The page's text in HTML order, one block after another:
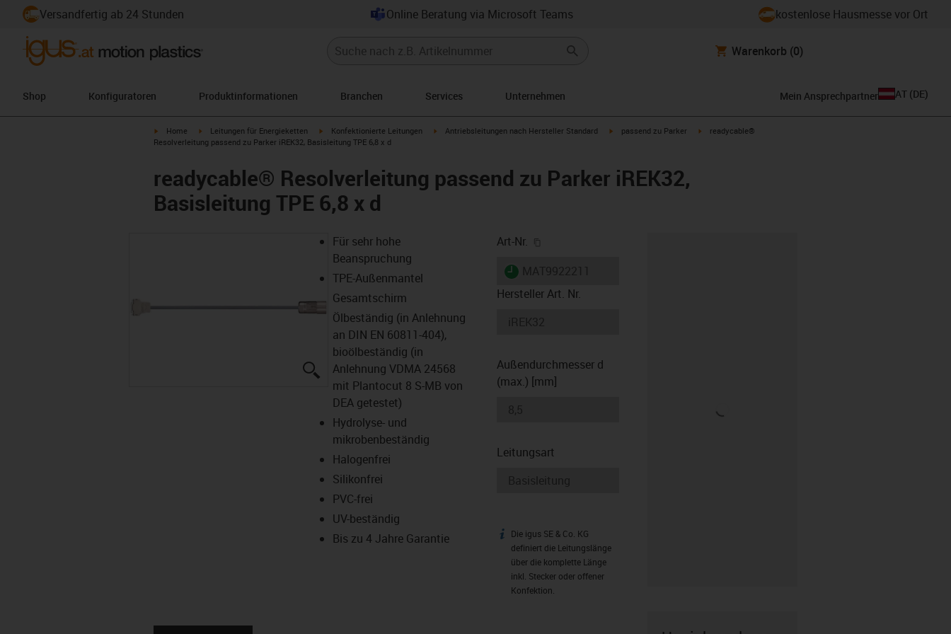
Versandfertig ab 24 Stunden Online Beratung via Microsoft Teams kostenlose Hausmesse vor Ort
Warenkorb (0)
Shop Konfiguratoren Produktinformationen Branchen Services Unternehmen Mein Ansprechpartner AT (DE)
igus-icon-arrow-right
Home igus-icon-arrow-right
Leitungen für Energieketten igus-icon-arrow-right
Konfektionierte Leitungen igus-icon-arrow-right
Antriebsleitungen nach Hersteller Standard igus-icon-arrow-right
passend zu Parker igus-icon-arrow-right
readycable®
Resolverleitung passend zu Parker iREK32, Basisleitung TPE 6,8 x d
readycable® Resolverleitung passend zu Parker iREK32,
Basisleitung TPE 6,8 x d
igus-icon-lupe
Für sehr hohe
Beanspruchung
TPE-Außenmantel
Gesamtschirm
Ölbeständig (in Anlehnung
an DIN EN 60811-404),
bioölbeständig (in
Anlehnung VDMA 24568
mit Plantocut 8 S-MB von
DEA getestet)
Hydrolyse- und
mikrobenbeständig
Halogenfrei
Silikonfrei
PVC-frei
UV-beständig
Bis zu 4 Jahre Garantie
Art-Nr.
igus-icon-lieferzeit
Hersteller Art. Nr.
Außendurchmesser d
(max.) [mm]
Leitungsart
igus-icon-info
Die igus SE & Co. KG
definiert die Leitungslänge
über die komplette Länge
inkl. Stecker oder offener
Konfektion.